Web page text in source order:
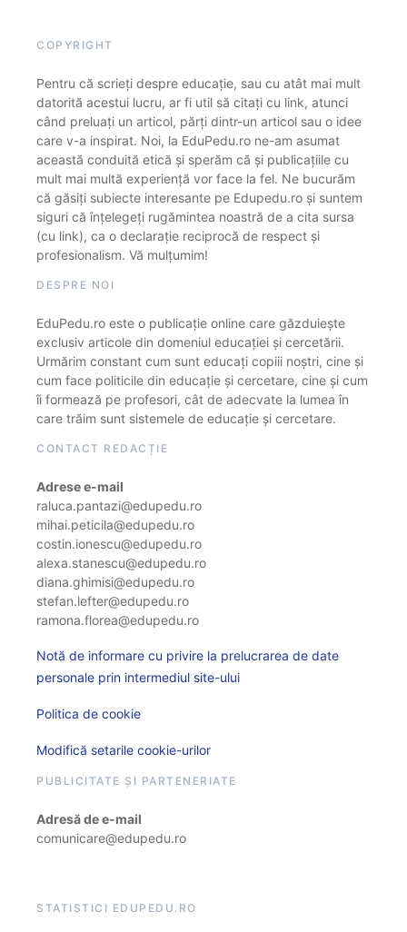
COPYRIGHT
Pentru că scrieți despre educație, sau cu atât mai mult
datorită acestui lucru, ar fi util să citați cu link, atunci
când preluați un articol, părți dintr-un articol sau o idee
care v-a inspirat. Noi, la EduPedu.ro ne-am asumat
această conduită etică și sperăm că și publicațiile cu
mult mai multă experiență vor face la fel. Ne bucurăm
că găsiți subiecte interesante pe Edupedu.ro și suntem
siguri că înțelegeți rugămintea noastră de a cita sursa
(cu link), ca o declarație reciprocă de respect și
profesionalism. Vă mulțumim!
DESPRE NOI
EduPedu.ro este o publicație online care găzduiește
exclusiv articole din domeniul educației și cercetării.
Urmărim constant cum sunt educați copiii noștri, cine și
cum face politicile din educație și cercetare, cine și cum
îi formează pe profesori, cât de adecvate la lumea în
care trăim sunt sistemele de educație și cercetare.
CONTACT REDACȚIE
Adrese e-mail
raluca.pantazi@edupedu.ro
mihai.peticila@edupedu.ro
costin.ionescu@edupedu.ro
alexa.stanescu@edupedu.ro
diana.ghimisi@edupedu.ro
stefan.lefter@edupedu.ro
ramona.florea@edupedu.ro
Notă de informare cu privire la prelucrarea de date
personale prin intermediul site-ului
Politica de cookie
Modifică setarile cookie-urilor
PUBLICITATE ȘI PARTENERIATE
Adresă de e-mail
comunicare@edupedu.ro
STATISTICI EDUPEDU.RO